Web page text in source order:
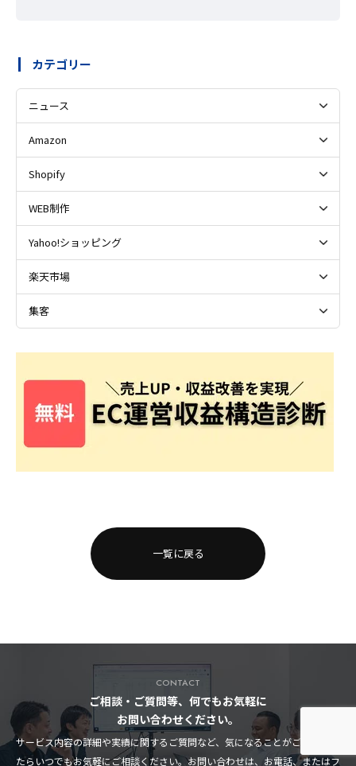
カテゴリー
ニュース
Amazon
Shopify
WEB制作
Yahoo!ショッピング
楽天市場
集客
一覧に戻る
CONTACT
ご相談・ご質問等、何でもお気軽に
お問い合わせください。
サービス内容の詳細や実績に関するご質問など、気になることがございまし
たらいつでもお気軽にご相談ください。お問い合わせは、お電話、またはフ